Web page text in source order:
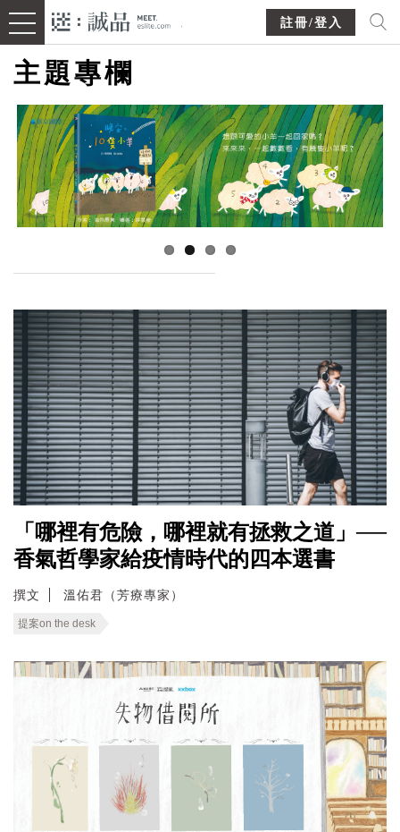
註冊/登入
主題專欄
「哪裡有危險，哪裡就有拯救之道」──
香氣哲學家給疫情時代的四本選書
撰文 溫佑君（芳療專家）
提案on the desk